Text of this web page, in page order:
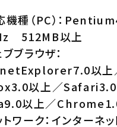
種（PC）：
512MB以上
ブラウザ：
以上
以上／Safari3.0
以上／
ワーク：インターネ